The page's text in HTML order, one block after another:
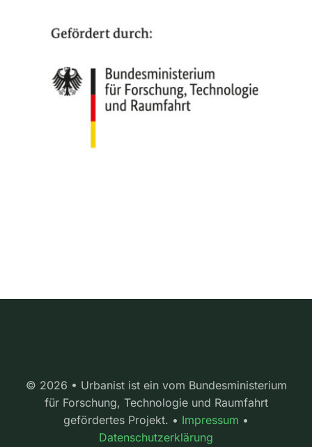
© 2026 • Urbanist ist ein vom Bundesministerium
für Forschung, Technologie und Raumfahrt
gefördertes Projekt. • Impressum •
Datenschutzerklärung